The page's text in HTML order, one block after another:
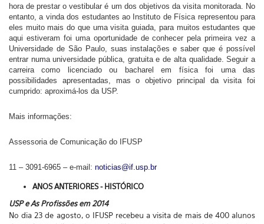
hora de prestar o vestibular é um dos objetivos da visita monitorada. No
entanto, a vinda dos estudantes ao Instituto de Física representou para
eles muito mais do que uma visita guiada, para muitos estudantes que
aqui estiveram foi uma oportunidade de conhecer pela primeira vez a
Universidade de São Paulo, suas instalações e saber que é possível
entrar numa universidade pública, gratuita e de alta qualidade. Seguir a
carreira como licenciado ou bacharel em física foi uma das
possibilidades apresentadas, mas o objetivo principal da visita foi
cumprido: aproximá-los da USP.
Mais informações:
Assessoria de Comunicação do IFUSP
11 – 3091-6965 – e-mail: noticias@if.usp.br
ANOS ANTERIORES - HISTÓRICO
USP e As Profissões em 2014
No dia 23 de agosto, o IFUSP recebeu a visita de mais de 400 alunos